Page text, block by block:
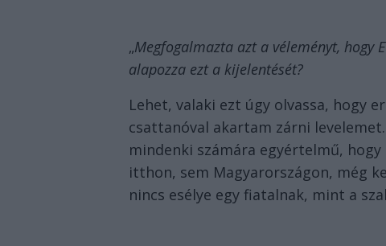
„Megfogalmazta azt a véleményt, hogy
alapozza ezt a kijelentését?
Lehet, valaki ezt úgy olvassa, hogy
csattanóval akartam zárni
mindenki számára egyértelmű,
itthon, sem Magyarországon, még
nincs esélye egy fiatalnak, mint a